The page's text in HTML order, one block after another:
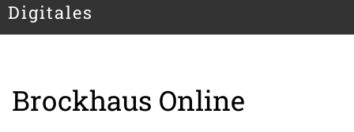
Digitales
Brockhaus Online